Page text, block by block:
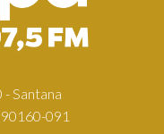
- Santana
091